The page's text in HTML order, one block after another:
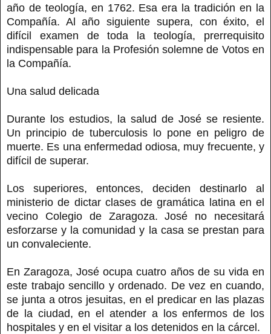
año de teología, en 1762. Esa era la tradición en la
Compañía. Al año siguiente supera, con éxito, el
difícil examen de toda la teología, prerrequisito
indispensable para la Profesión solemne de Votos en
la Compañía.
Una salud delicada
Durante los estudios, la salud de José se resiente.
Un principio de tuberculosis lo pone en peligro de
muerte. Es una enfermedad odiosa, muy frecuente, y
difícil de superar.
Los superiores, entonces, deciden destinarlo al
ministerio de dictar clases de gramática latina en el
vecino Colegio de Zaragoza. José no necesitará
esforzarse y la comunidad y la casa se prestan para
un convaleciente.
En Zaragoza, José ocupa cuatro años de su vida en
este trabajo sencillo y ordenado. De vez en cuando,
se junta a otros jesuitas, en el predicar en las plazas
de la ciudad, en el atender a los enfermos de los
hospitales y en el visitar a los detenidos en la cárcel.